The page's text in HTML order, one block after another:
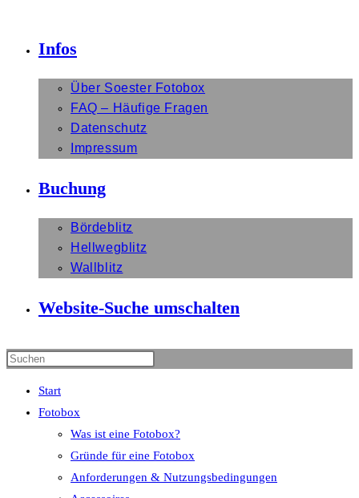
Infos
Über Soester Fotobox
FAQ – Häufige Fragen
Datenschutz
Impressum
Buchung
Bördeblitz
Hellwegblitz
Wallblitz
Website-Suche umschalten
Start
Fotobox
Was ist eine Fotobox?
Gründe für eine Fotobox
Anforderungen & Nutzungsbedingungen